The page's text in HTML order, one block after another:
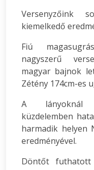
Versenyzőink
kiemelkedő
Fiú
nagyszerű
magyar bajnok
Zétény 174cm-es
A lányoknál
küzdelemben
harmadik helyen
eredményével.
Döntőt